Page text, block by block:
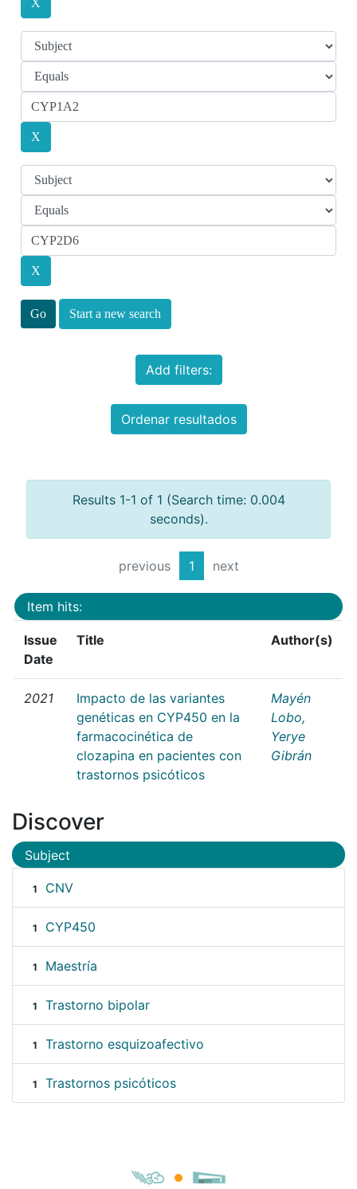
Start a new search
Add filters:
Ordenar resultados
Results 1-1 of 1 (Search time: 0.004
seconds).
previous 1 next
Item hits:
Issue
Date
Title Author(s)
2021
Impacto de las variantes
genéticas en CYP450 en la
farmacocinética de
clozapina en pacientes con
trastornos psicóticos
Mayén
Lobo,
Yerye
Gibrán
Discover
Subject
1 CNV
1 CYP450
1 Maestría
1 Trastorno bipolar
1 Trastorno esquizoafectivo
1 Trastornos psicóticos